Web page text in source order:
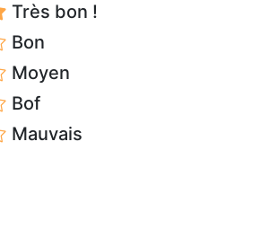
Très bon !
Bon
Moyen
Bof
Mauvais